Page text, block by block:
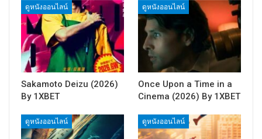
ดูหนังออนไลน์
Sakamoto Deizu (2026)
By 1XBET
ดูหนังออนไลน์
Once Upon a Time in a
Cinema (2026) By 1XBET
ดูหนังออนไลน์ ดูหนังออนไลน์